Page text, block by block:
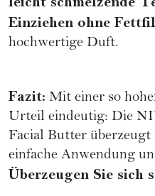
Einziehen ohne
hochwertige Duft.
Fazit: Mit einer so
Urteil eindeutig: Die
Facial Butter
einfache Anwendung
Überzeugen Sie sich